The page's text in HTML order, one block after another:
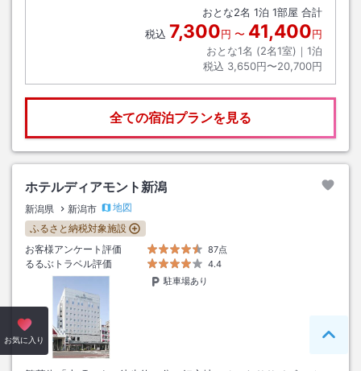
おとな2名 1泊 1部屋 合計
税込 7,300円 〜 41,400円
おとな1名 (2名1室)｜ 1泊
税込 3,650円〜20,700円
全ての宿泊プランを見る
ホテルディアモント新潟
新潟県 新潟市
地図
ふるさと納税対象施設
お客様アンケート評価
87点
るるぶトラベル評価
4.4
駐車場あり
お気に入り ペー